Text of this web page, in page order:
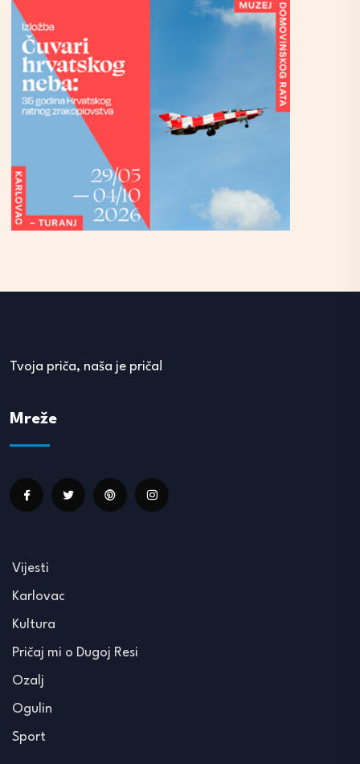
Tvoja priča, naša je priča!
Mreže
Vijesti
Karlovac
Kultura
Pričaj mi o Dugoj Resi
Ozalj
Ogulin
Sport